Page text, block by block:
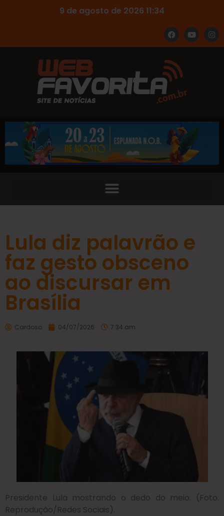
9 de agosto de 2026 11:34
Lula diz palavrão e
faz gesto obsceno
ao discursar em
Brasília
Cardoso 04/07/2026 7:34 am
Presidente Lula mostrando o dedo do meio. (Foto:
Reprodução/Redes Sociais).